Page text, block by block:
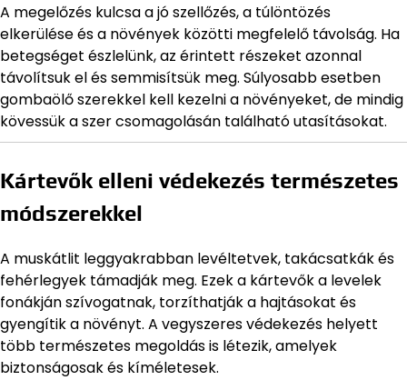
A megelőzés kulcsa a jó szellőzés, a túlöntözés
elkerülése és a növények közötti megfelelő távolság. Ha
betegséget észlelünk, az érintett részeket azonnal
távolítsuk el és semmisítsük meg. Súlyosabb esetben
gombaölő szerekkel kell kezelni a növényeket, de mindig
kövessük a szer csomagolásán található utasításokat.
Kártevők elleni védekezés természetes
módszerekkel
A muskátlit leggyakrabban levéltetvek, takácsatkák és
fehérlegyek támadják meg. Ezek a kártevők a levelek
fonákján szívogatnak, torzíthatják a hajtásokat és
gyengítik a növényt. A vegyszeres védekezés helyett
több természetes megoldás is létezik, amelyek
biztonságosak és kíméletesek.